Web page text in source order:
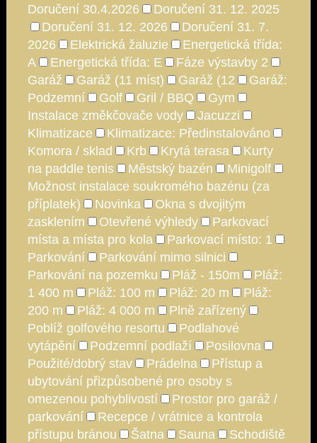
Doručení 30.4.2026
Doručení 31. 12. 2025
Doručení 31. 12. 2026
Doručení 31. 7.
2026
Elektrická žaluzie
Energetická třída:
A
Energetická třída: E
Fáze výstavby 2
Garáž
Garáž (11 míst) Garáž (12
Garáž:
Podzemní
Golf Gril / BBQ
Gym
Instalace změkčovače vody
Jacuzzi
Klimatizace
Klimatizace: Předinstalováno
Komora / sklad
Krb Krytá terasa
Kurty
na paddle tenis
Městský bazén
Minigolf
Možnost instalace soukromého bazénu (za
příplatek)
Novinka
Okna s dvojitým
zasklením
Otevřené výhledy
Parkovací
místa a místa pro kola
Parkovací místo: 1
Parkování
Parkování mimo silnici
Parkování na pozemku
Pláž - 150m
Pláž:
1 400 m
Pláž: 100 m Pláž: 20 m
Pláž:
200 m
Pláž: 4 000 m
Plně zařízený
Poblíž golfového resortu
Podlahové
vytápění
Podzemní podlaží
Posilovna
Použité/dobrý stav
Prádelna
Přístup a
ubytování přizpůsobené pro osoby s
omezenou pohyblivostí
Prostor pro garáž /
parkování
Recepce / vrátnice a kontrola
přístupu bránou
Šatna Sauna
Schodiště